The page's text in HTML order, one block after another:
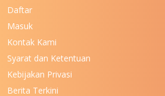
UNIVERSITAS NEGERI MANADO
UNIVERSITAS NEGERI MEDAN
Daftar
Masuk
Kontak Kami
Syarat dan Ketentuan
Kebijakan Privasi
Berita Terkini